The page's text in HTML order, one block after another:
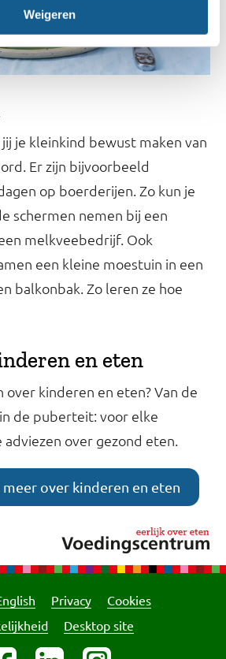
Weigeren
je kleinkind bewust maken van
Er zijn bijvoorbeeld
op boerderijen. Zo kun je
schermen nemen bij een
melkveebedrijf. Ook
een kleine moestuin in een
balkonbak. Zo leren ze hoe
en eten
kinderen en eten? Van de
de puberteit: voor elke
over gezond eten.
meer over kinderen en eten
Privacy
Cookies
Desktop site